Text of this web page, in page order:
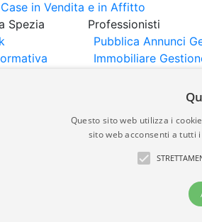
Spezia
Professionisti
Pubblica Annunci
Immobiliare
presenti su immobiliare-italia.it
della veridicità, della
Questo sito web utilizza i
sito web acconsenti a tutti